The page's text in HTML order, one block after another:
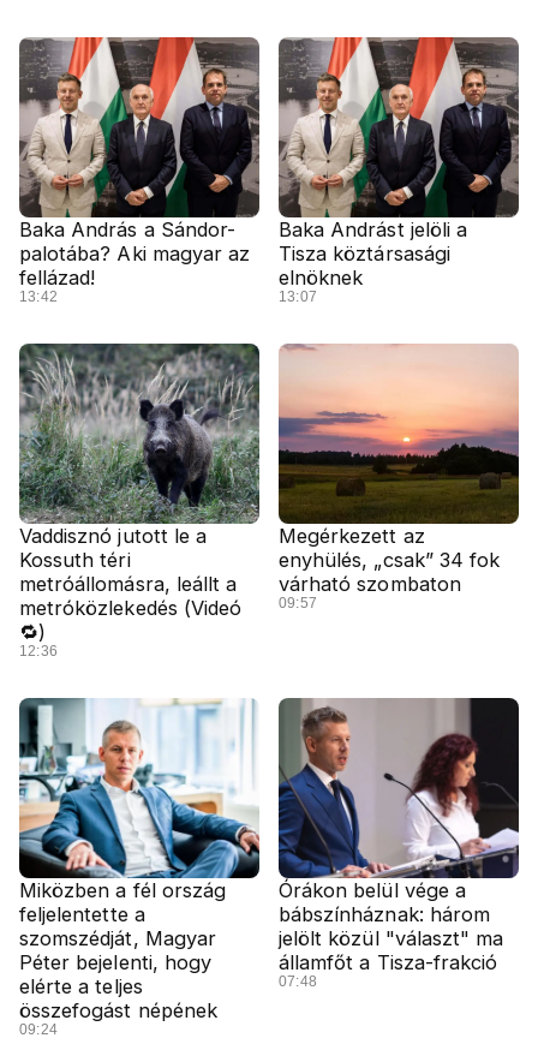
Baka András a Sándor-
palotába? Aki magyar az
fellázad!
13:42
Baka Andrást jelöli a
Tisza köztársasági
elnöknek
13:07
Vaddisznó jutott le a
Kossuth téri
metróállomásra, leállt a
metróközlekedés (Videó
🔁)
12:36
Megérkezett az
enyhülés, „csak” 34 fok
várható szombaton
09:57
Miközben a fél ország
feljelentette a
szomszédját, Magyar
Péter bejelenti, hogy
elérte a teljes
összefogást népének
09:24
Órákon belül vége a
bábszínháznak: három
jelölt közül "választ" ma
államfőt a Tisza-frakció
07:48